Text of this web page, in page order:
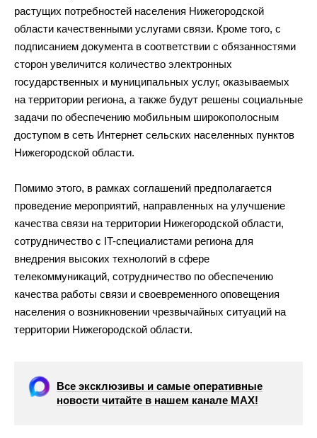
растущих потребностей населения Нижегородской
области качественными услугами связи. Кроме того, с
подписанием документа в соответствии с обязанностями
сторон увеличится количество электронных
государственных и муниципальных услуг, оказываемых
на территории региона, а также будут решены социальные
задачи по обеспечению мобильным широкополосным
доступом в сеть Интернет сельских населенных пунктов
Нижегородской области.
Помимо этого, в рамках соглашений предполагается
проведение мероприятий, направленных на улучшение
качества связи на территории Нижегородской области,
сотрудничество с IT-специалистами региона для
внедрения высоких технологий в сфере
телекоммуникаций, сотрудничество по обеспечению
качества работы связи и своевременного оповещения
населения о возникновении чрезвычайных ситуаций на
территории Нижегородской области.
Все эксклюзивы и самые оперативные
новости читайте в нашем канале МАХ!